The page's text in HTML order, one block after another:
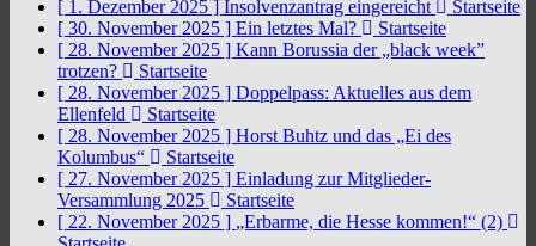
[ 1. Dezember 2025 ] Insolvenzantrag eingereicht
Startseite
[ 30. November 2025 ] Ein letztes Mal?
Startseite
[ 28. November 2025 ] Kann Borussia der „black week”
trotzen?
Startseite
[ 28. November 2025 ] Doppelpass: Aktuelles aus dem
Ellenfeld
Startseite
[ 28. November 2025 ] Horst Buhtz und das „Ei des
Kolumbus“
Startseite
[ 27. November 2025 ] Einladung zur Mitglieder-
Versammlung 2025
Startseite
[ 22. November 2025 ] „Erbarme, die Hesse kommen!“ (2)